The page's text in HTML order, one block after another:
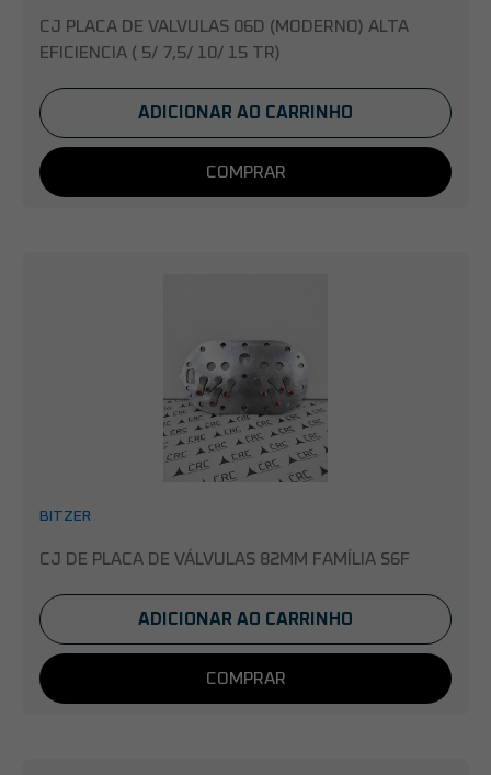
CJ PLACA DE VALVULAS 06D (MODERNO) ALTA
EFICIENCIA ( 5/ 7,5/ 10/ 15 TR)
ADICIONAR AO CARRINHO
COMPRAR
BITZER
CJ DE PLACA DE VÁLVULAS 82MM FAMÍLIA S6F
ADICIONAR AO CARRINHO
COMPRAR